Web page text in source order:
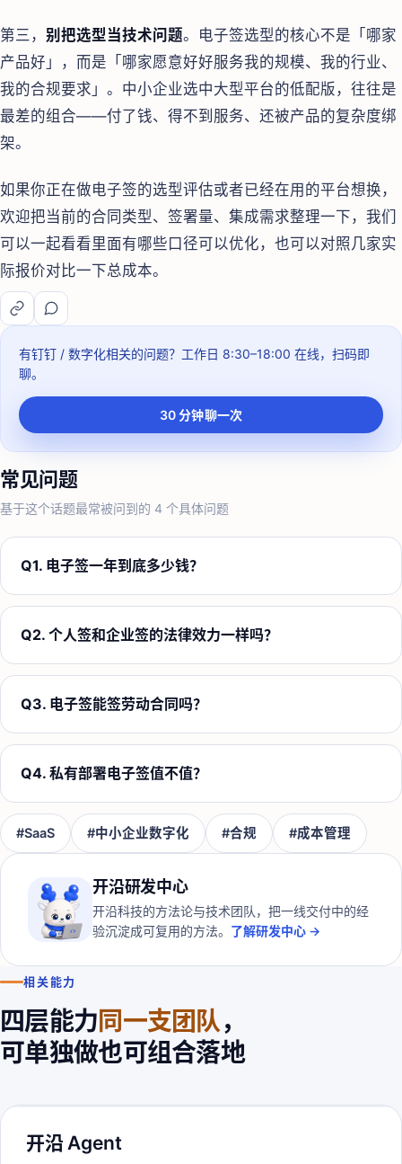
第三， 别把选型当技术问题。电子签选型的核心不是「哪家
产品好」，而是「哪家愿意好好服务我的规模、我的行业、
我的合规要求」。中小企业选中大型平台的低配版，往往是
最差的组合——付了钱、得不到服务、还被产品的复杂度绑
架。
如果你正在做电子签的选型评估或者已经在用的平台想换，
欢迎把当前的合同类型、签署量、集成需求整理一下，我们
可以一起看看里面有哪些口径可以优化，也可以对照几家实
际报价对比一下总成本。
有钉钉 / 数字化相关的问题？ 工作日 8:30–18:00 在线，扫码即
聊。
30 分钟聊一次
常见问题
基于这个话题最常被问到的 4 个具体问题
Q1. 电子签一年到底多少钱？
Q2. 个人签和企业签的法律效力一样吗？
Q3. 电子签能签劳动合同吗？
Q4. 私有部署电子签值不值？
#SaaS #中小企业数字化 #合规 #成本管理
开沿研发中心
开沿科技的方法论与技术团队，把一线交付中的经
验沉淀成可复用的方法。 了解研发中心 →
相关能力
四层能力同一支团队，
可单独做也可组合落地
开沿 Agent